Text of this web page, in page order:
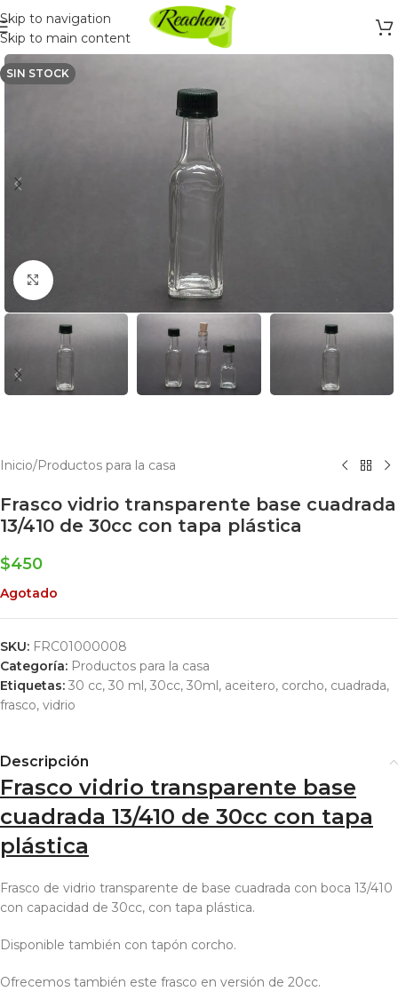
Skip to navigation
Skip to main content
SIN STOCK
Click to enlarge
Inicio/Productos para la casa
Frasco vidrio transparente base cuadrada
13/410 de 30cc con tapa plástica
$450
Agotado
SKU: FRC01000008
Categoría: Productos para la casa
Etiquetas: 30 cc, 30 ml, 30cc, 30ml, aceitero, corcho, cuadrada,
frasco, vidrio
Descripción
Frasco vidrio transparente base
cuadrada 13/410 de 30cc con tapa
plástica
Frasco de vidrio transparente de base cuadrada con boca 13/410
con capacidad de 30cc, con tapa plástica.
Disponible también con tapón corcho.
Ofrecemos también este frasco en versión de 20cc.